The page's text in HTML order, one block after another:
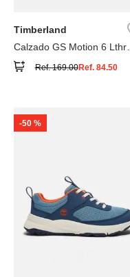
Timberland
Calzado GS Motion 6 Lthr
Ref.169.00Ref. 84.50
-50 %